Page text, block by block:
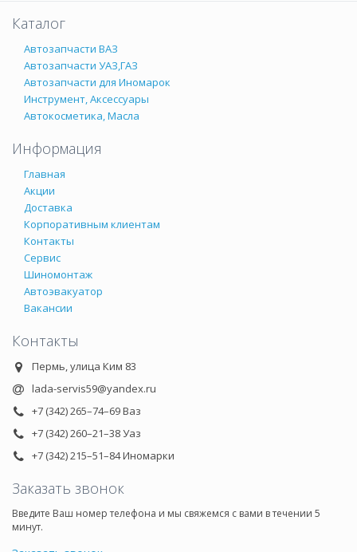
Каталог
Автозапчасти ВАЗ
Автозапчасти УАЗ,ГАЗ
Автозапчасти для Иномарок
Инструмент, Аксессуары
Автокосметика, Масла
Информация
Главная
Акции
Доставка
Корпоративным клиентам
Контакты
Сервис
Шиномонтаж
Автоэвакуатор
Вакансии
Контакты
Пермь, улица Ким 83
lada-servis59@yandex.ru
+7 (342) 265–74–69 Ваз
+7 (342) 260–21–38 Уаз
+7 (342) 215–51–84 Иномарки
Заказать звонок
Введите Ваш номер телефона и мы свяжемся с вами в течении 5
минут.